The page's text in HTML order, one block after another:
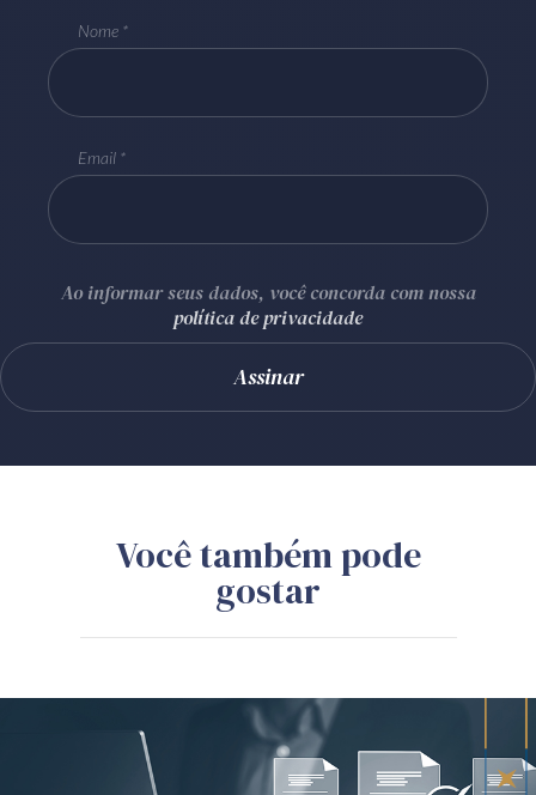
Nome
Email
Ao informar seus dados, você concorda com nossa
política de privacidade
Você também pode
gostar